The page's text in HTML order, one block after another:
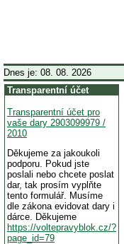
Dnes je: 08. 08. 2026
Transparentní účet
Transparentní účet pro
vaše dary 2903099979 /
2010
Děkujeme za jakoukoli
podporu. Pokud jste
poslali nebo chcete poslat
dar, tak prosím vyplňte
tento formulář. Musíme
dle zákona evidovat dary i
dárce. Děkujeme
https://voltepravyblok.cz/?
page_id=79